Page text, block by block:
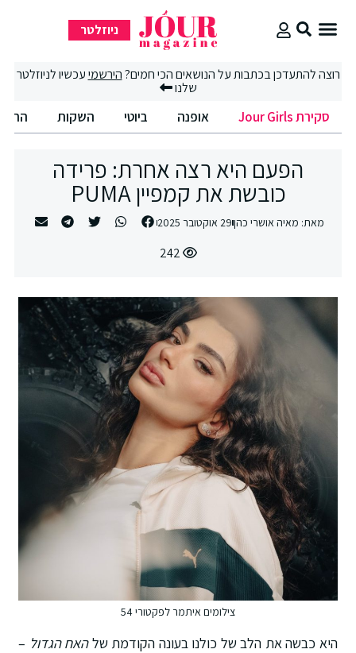
ניוזלטר
רוצה להתעדכן בכתבות על הנושאים הכי חמים?הירשמיעכשיו לניוזלטר
שלנו
סקירת Jour Girls אופנה ביוטי השקות
הפעם היא רצה אחרת: פרידה
כובשת את קמפיין PUMA
מאת: מאיה אושרי כהן29 אוקטובר 2025
צילומים איתמר לפקטורי 54
היא כבשה את הלב של כולנו בעונה הקודמת שלהאח הגדול –